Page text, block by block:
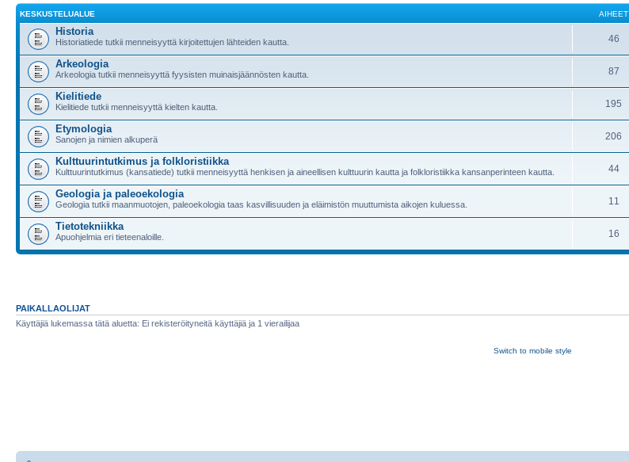
KESKUSTELUALUE AIHEET
Historia
Historiatiede tutkii menneisyyttä kirjoitettujen lähteiden kautta. 46
Arkeologia
Arkeologia tutkii menneisyyttä fyysisten muinaisjäännösten kautta. 87
Kielitiede
Kielitiede tutkii menneisyyttä kielten kautta. 195
Etymologia
Sanojen ja nimien alkuperä 206
Kulttuurintutkimus ja folkloristiikka
Kulttuurintutkimus (kansatiede) tutkii menneisyyttä henkisen ja aineellisen kulttuurin kautta ja folkloristiikka kansanperinteen kautta. 44
Geologia ja paleoekologia
Geologia tutkii maanmuotojen, paleoekologia taas kasvillisuuden ja eläimistön muuttumista aikojen kuluessa. 11
Tietotekniikka
Apuohjelmia eri tieteenaloille. 16
PAIKALLAOLIJAT
Käyttäjiä lukemassa tätä aluetta: Ei rekisteröityneitä käyttäjiä ja 1 vierailijaa
Switch to mobile style